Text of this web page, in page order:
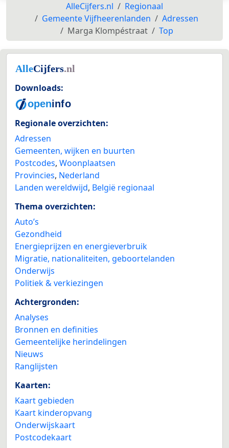
AlleCijfers.nl
Regionaal
Gemeente Vijfheerenlanden
Adressen
Marga Klompéstraat
Top
Downloads:
Regionale overzichten:
Adressen
Gemeenten, wijken en buurten
Postcodes, Woonplaatsen
Provincies, Nederland
Landen wereldwijd, België regionaal
Thema overzichten:
Auto’s
Gezondheid
Energieprijzen en energieverbruik
Migratie, nationaliteiten, geboortelanden
Onderwijs
Politiek & verkiezingen
Achtergronden:
Analyses
Bronnen en definities
Gemeentelijke herindelingen
Nieuws
Ranglijsten
Kaarten:
Kaart gebieden
Kaart kinderopvang
Onderwijskaart
Postcodekaart